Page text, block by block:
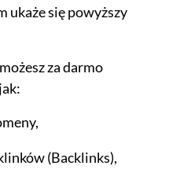
ukaże się powyższy
za darmo
(Backlinks),